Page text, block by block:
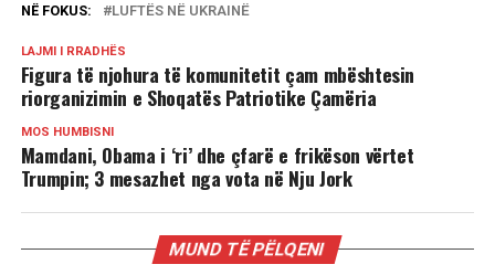
NË FOKUS: LUFTËS NË UKRAINË
LAJMI I RRADHËS
Figura të njohura të komunitetit çam mbështesin
riorganizimin e Shoqatës Patriotike Çamëria
MOS HUMBISNI
Mamdani, Obama i ‘ri’ dhe çfarë e frikëson vërtet
Trumpin; 3 mesazhet nga vota në Nju Jork
MUND TË PËLQENI